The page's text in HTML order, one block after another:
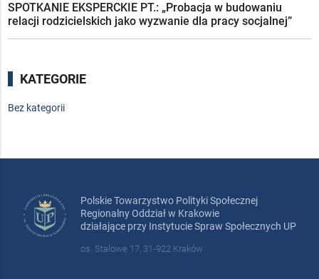
SPOTKANIE EKSPERCKIE PT.: „Probacja w budowaniu
relacji rodzicielskich jako wyzwanie dla pracy socjalnej”
KATEGORIE
Bez kategorii
Polskie Towarzystwo Polityki Społecznej
Regionalny Oddział w Krakowie
działające przy Instytucie Spraw Społecznych UP
os. Stalowe 17, 31-922 Kraków